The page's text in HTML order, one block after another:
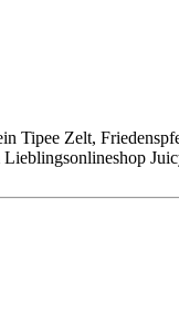
Tipee Zelt,